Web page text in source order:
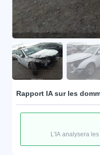
Rapport IA sur les
L'IA analysera